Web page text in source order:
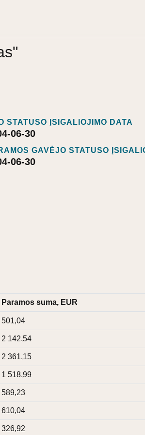
STATUSO ĮSIGALIOJIMO DATA
06-30
GAVĖJO STATUSO
06-30
Paramos suma, EUR
501,04
2 142,54
2 361,15
1 518,99
589,23
610,04
326,92